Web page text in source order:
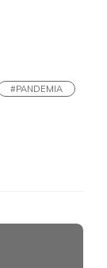
#PANDEMIA